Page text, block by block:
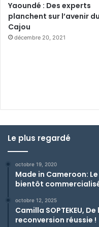
Yaoundé : Des experts
planchent sur l’avenir du
Cajou
décembre 20, 2021
Le plus regardé
octobre 19, 2020
Made in Cameroon:
bientôt
octobre 12, 2025
Camilla SOPTEKEU,
reconversion réussie !